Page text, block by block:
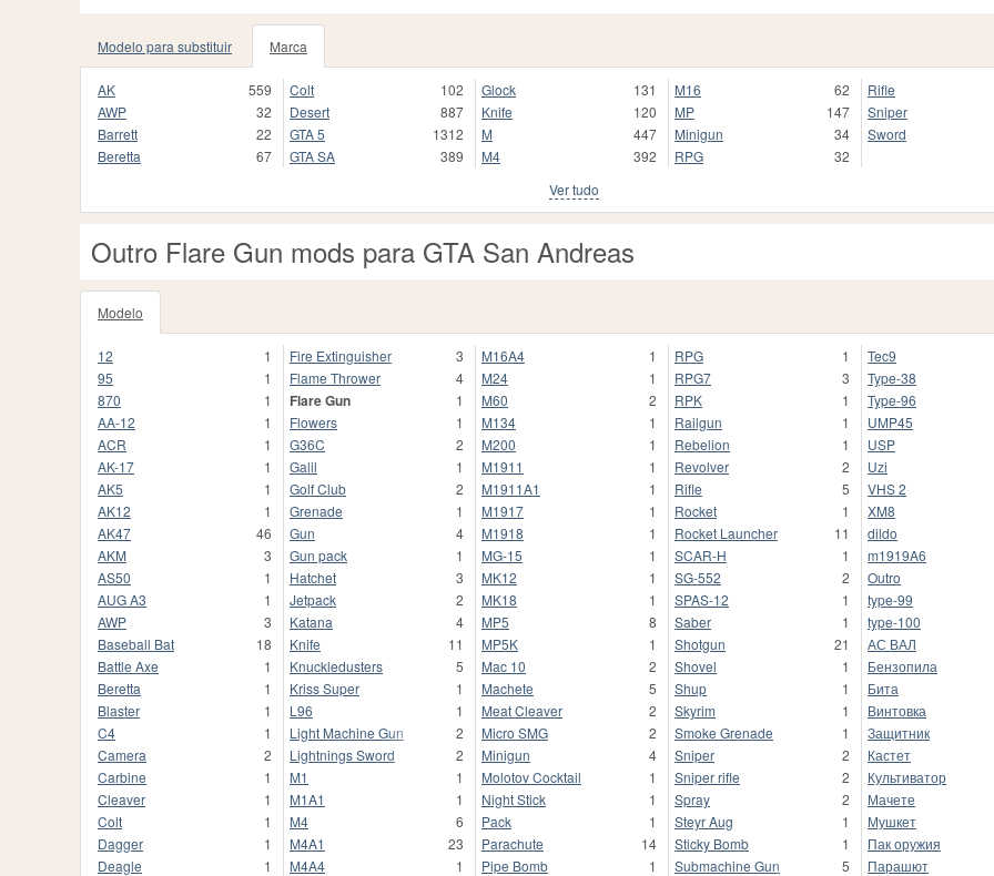
Modelo para substituir Marca
AK
559
AWP
32
Barrett
22
Beretta
67
Colt
102
Desert
887
GTA 5
1312
GTA SA
389
Glock
131
Knife
120
M
447
M4
392
M16
62
MP
147
Minigun
34
RPG
32
Rifle
Sniper
Sword
Ver tudo
Outro Flare Gun mods para GTA San Andreas
Modelo
12
1
95
1
870
1
AA-12
1
ACR
1
AK-17
1
AK5
1
AK12
1
AK47
46
AKM
3
AS50
1
AUG A3
1
AWP
3
Baseball Bat
18
Battle Axe
1
Beretta
1
Blaster
1
C4
1
Camera
2
Carbine
1
Cleaver
1
Colt
1
Dagger
1
Deagle
1
Fire Extinguisher
3
Flame Thrower
4
Flare Gun
1
Flowers
1
G36C
2
Galil
1
Golf Club
2
Grenade
1
Gun
4
Gun pack
1
Hatchet
3
Jetpack
2
Katana
4
Knife
11
Knuckledusters
5
Kriss Super
1
L96
1
Light Machine Gun
2
Lightnings Sword
2
M1
1
M1A1
1
M4
6
M4A1
23
M4A4
1
M16A4
1
M24
1
M60
2
M134
1
M200
1
M1911
1
M1911A1
1
M1917
1
M1918
1
MG-15
1
MK12
1
MK18
1
MP5
8
MP5K
1
Mac 10
2
Machete
5
Meat Cleaver
2
Micro SMG
2
Minigun
4
Molotov Cocktail
1
Night Stick
1
Pack
1
Parachute
14
Pipe Bomb
1
RPG
1
RPG7
3
RPK
1
Railgun
1
Rebelion
1
Revolver
2
Rifle
5
Rocket
1
Rocket Launcher
11
SCAR-H
1
SG-552
2
SPAS-12
1
Saber
1
Shotgun
21
Shovel
1
Shup
1
Skyrim
1
Smoke Grenade
1
Sniper
2
Sniper rifle
2
Spray
2
Steyr Aug
1
Sticky Bomb
1
Submachine Gun
5
Tec9
Type-38
Type-96
UMP45
USP
Uzi
VHS 2
XM8
dildo
m1919A6
Outro
type-99
type-100
АС ВАЛ
Бензопила
Бита
Винтовка
Защитник
Кастет
Культиватор
Мачете
Мушкет
Пак оружия
Парашют